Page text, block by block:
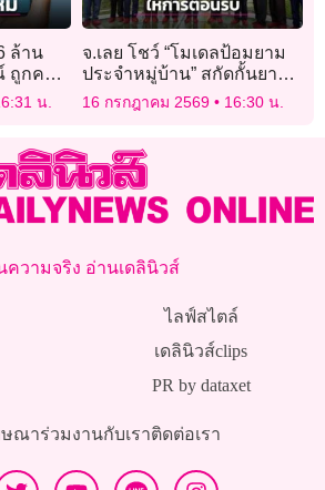
ล้าน
ถูกคน
ล้าน
น.
จ.เลย โชว์ “โมเดลป้อมยาม
ประจำหมู่บ้าน” สกัดกั้นยา
เสพติดตามแนวชายแดน รับ
คณะสปป.ลาว
16 กรกฎาคม 2569 16:30 น.
ความจริง อ่านเดลินิวส์
ไลฟ์สไตล์
เดลินิวส์clips
PR by dataxet
ษณาร่วมงานกับเราติดต่อเรา